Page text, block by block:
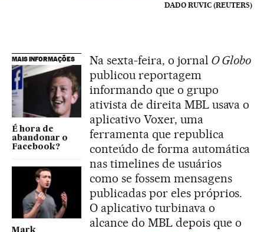
DADO RUVIC (REUTERS)
MAIS INFORMAÇÕES
É hora de
abandonar o
Facebook?
Mark
Na sexta-feira, o jornal O Globo
publicou reportagem
informando que o grupo
ativista de direita MBL usava o
aplicativo Voxer, uma
ferramenta que republica
conteúdo de forma automática
nas timelines de usuários
como se fossem mensagens
publicadas por eles próprios.
O aplicativo turbinava o
alcance do MBL depois que o